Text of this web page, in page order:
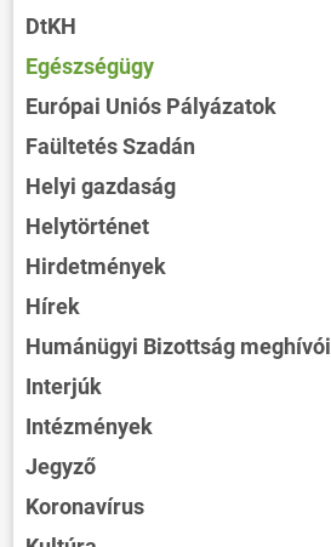
DtKH
Egészségügy
Európai Uniós Pályázatok
Faültetés Szadán
Helyi gazdaság
Helytörténet
Hirdetmények
Hírek
Humánügyi Bizottság meghívói
Interjúk
Intézmények
Jegyző
Koronavírus